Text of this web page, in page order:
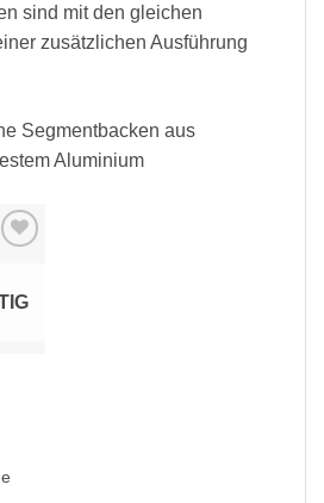
sind mit den gleichen
zusätzlichen Ausführung
Segmentbacken aus
Aluminium